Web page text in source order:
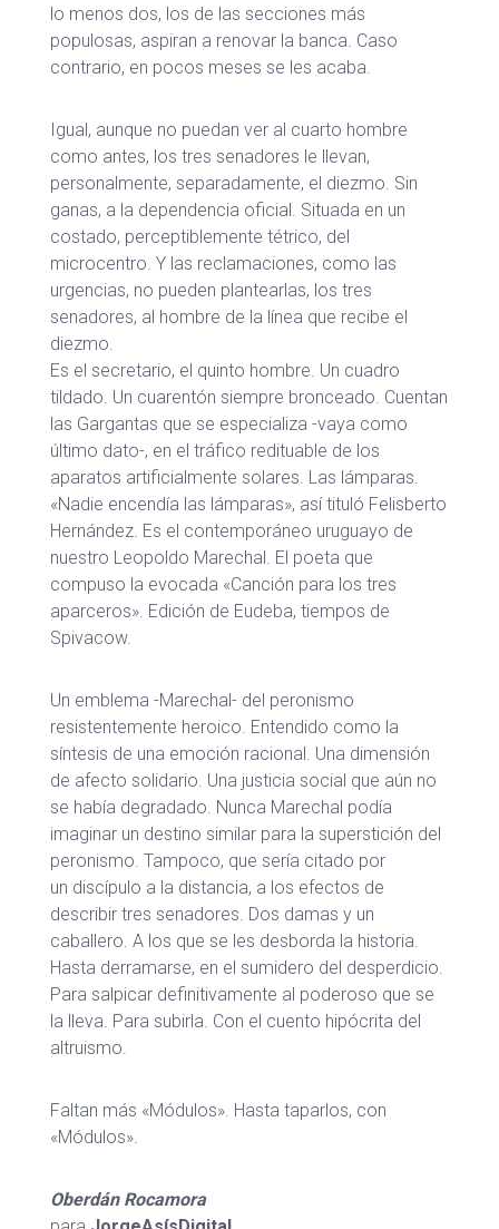
lo menos dos, los de las secciones más
populosas, aspiran a renovar la banca. Caso
contrario, en pocos meses se les acaba.
Igual, aunque no puedan ver al cuarto hombre
como antes, los tres senadores le llevan,
personalmente, separadamente, el diezmo. Sin
ganas, a la dependencia oficial. Situada en un
costado, perceptiblemente tétrico, del
microcentro. Y las reclamaciones, como las
urgencias, no pueden plantearlas, los tres
senadores, al hombre de la línea que recibe el
diezmo.
Es el secretario, el quinto hombre. Un cuadro
tildado. Un cuarentón siempre bronceado. Cuentan
las Gargantas que se especializa -vaya como
último dato-, en el tráfico redituable de los
aparatos artificialmente solares. Las lámparas.
«Nadie encendía las lámparas», así tituló Felisberto
Hernández. Es el contemporáneo uruguayo de
nuestro Leopoldo Marechal. El poeta que
compuso la evocada «Canción para los tres
aparceros». Edición de Eudeba, tiempos de
Spivacow.
Un emblema -Marechal- del peronismo
resistentemente heroico. Entendido como la
síntesis de una emoción racional. Una dimensión
de afecto solidario. Una justicia social que aún no
se había degradado. Nunca Marechal podía
imaginar un destino similar para la superstición del
peronismo. Tampoco, que sería citado por
un discípulo a la distancia, a los efectos de
describir tres senadores. Dos damas y un
caballero. A los que se les desborda la historia.
Hasta derramarse, en el sumidero del desperdicio.
Para salpicar definitivamente al poderoso que se
la lleva. Para subirla. Con el cuento hipócrita del
altruismo.
Faltan más «Módulos». Hasta taparlos, con
«Módulos».
Oberdán Rocamora